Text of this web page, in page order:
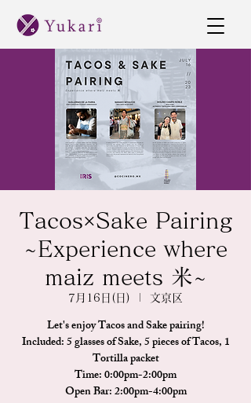
Tacos×Sake Pairing
~Experience where
maiz meets 米~
7月16日(日) 文京区
Let's enjoy Tacos and Sake pairing!
Included: 5 glasses of Sake, 5 pieces of Tacos, 1
Tortilla packet
Time: 0:00pm-2:00pm
Open Bar: 2:00pm-4:00pm